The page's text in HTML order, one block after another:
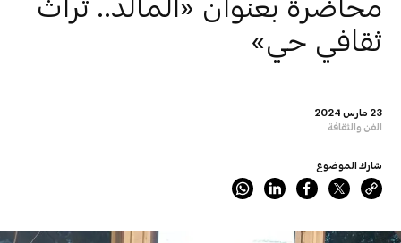
23 مارس 2024
الفن والثقافة
ثقافي حي»
شارك الموضوع